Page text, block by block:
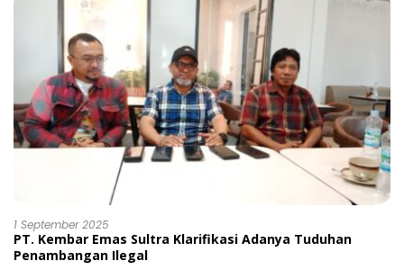
1 September 2025
PT. Kembar Emas Sultra Klarifikasi Adanya Tuduhan
Penambangan Ilegal